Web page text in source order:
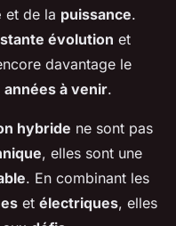
et de la puissance.
évolution et
davantage le
années à venir.
hybride ne sont pas
, elles sont une
. En combinant les
et électriques, elles